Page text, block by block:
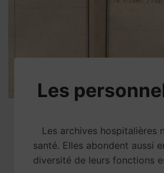
​Les
Les archives hospitalières
santé. Elles abondent aussi
diversité de leurs fonctions